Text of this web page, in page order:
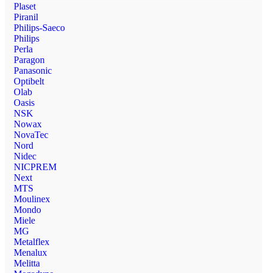
Plaset
Piranil
Philips-Saeco
Philips
Perla
Paragon
Panasonic
Optibelt
Olab
Oasis
NSK
Nowax
NovaTec
Nord
Nidec
NICPREM
Next
MTS
Moulinex
Mondo
Miele
MG
Metalflex
Menalux
Melitta